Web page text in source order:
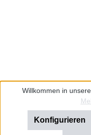
Willkommen in
Konfigurieren